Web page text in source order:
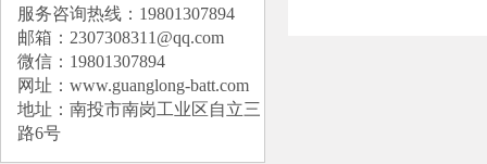
服务咨询热线：19801307894
邮箱：2307308311@qq.com
微信：19801307894
网址： www.guanglong-batt.com
地址：南投市南岗工业区自立三
路6号